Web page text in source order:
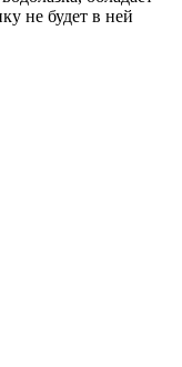
не будет в ней